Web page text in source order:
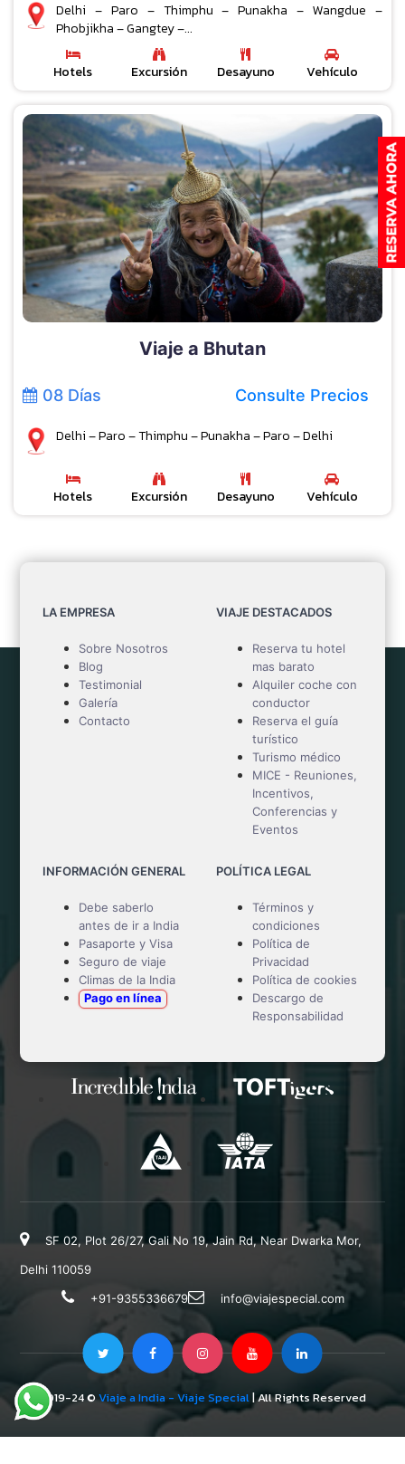
Delhi – Paro – Thimphu – Punakha – Wangdue –
Phobjikha – Gangtey –...
Hotels Excursión Desayuno Vehículo
Viaje a Bhutan
08 Días Consulte Precios
Delhi – Paro – Thimphu – Punakha – Paro – Delhi
Hotels Excursión Desayuno Vehículo
LA EMPRESA
Sobre Nosotros
Blog
Testimonial
Galería
Contacto
VIAJE DESTACADOS
Reserva tu hotel
mas barato
Alquiler coche con
conductor
Reserva el guía
turístico
Turismo médico
MICE - Reuniones,
Incentivos,
Conferencias y
Eventos
INFORMACIÓN GENERAL
Debe saberlo
antes de ir a India
Pasaporte y Visa
Seguro de viaje
Climas de la India
Pago en línea
POLÍTICA LEGAL
Términos y
condiciones
Política de
Privacidad
Política de cookies
Descargo de
Responsabilidad
SF 02, Plot 26/27, Gali No 19, Jain Rd, Near Dwarka Mor,
Delhi 110059
+91-9355336679
info@viajespecial.com
2019-24 ©Viaje a India - Viaje Special| All Rights Reserved